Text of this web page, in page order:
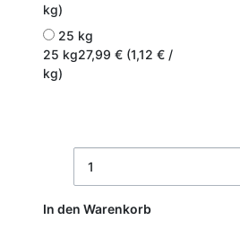
kg)
25 kg
25 kg27,99 € (1,12 € /
kg)
In den Warenkorb